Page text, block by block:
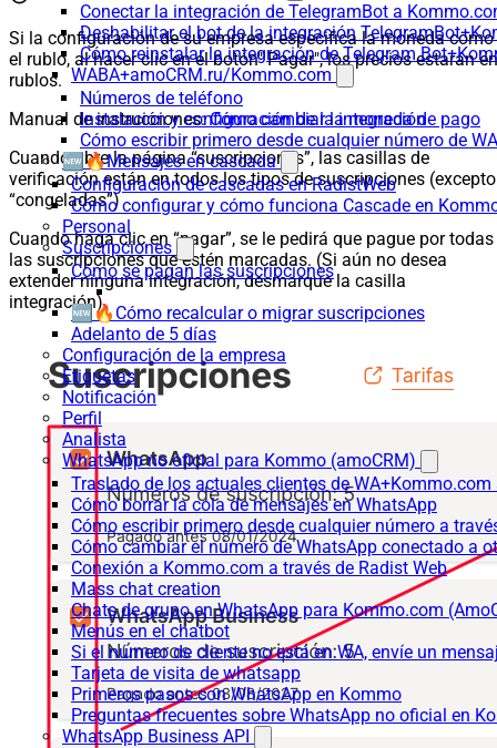
Conectar la integración de TelegramBot a
Deshabilitar el bot de la integración
Cómo reinstalar la integración de Telegram
WABA+amoCRM.ru/Kommo.com
Números de teléfono
Instalación y configuración de la integración
Cómo escribir primero desde cualquier número de
🆕🔥Mensajes en cascada
Configuración de cascadas en RadistWeb
Cómo configurar y cómo funciona Cascade en
Personal
Suscripciones
Cómo se pagan las suscripciones
🆕🔥Cómo recalcular o migrar suscripciones
Adelanto de 5 días
Configuración de la empresa
Etiquetas
Notificación
Perfil
Analista
WhatsApp no oficial para Kommo (amoCRM)
Traslado de los actuales clientes de
Cómo borrar la cola de mensajes en WhatsApp
Cómo escribir primero desde cualquier número a
Cómo cambiar el número de WhatsApp conectado a
Conexión a Kommo.com a través de Radist Web
Mass chat creation
Chats de grupo en WhatsApp para Kommo.com
Menús en el chatbot
Si el número de cliente no está en WA, envíe un
Tarjeta de visita de whatsapp
Primeros pasos con WhatsApp en Kommo
Preguntas frecuentes sobre WhatsApp no oficial en
WhatsApp Business API
Si la configuración de su empresa especifica la moneda como
el rublo, al hacer clic en el botón" Pagar", los precios estarán en
rublos.
Manual de instrucciones:Cómo cambiar la moneda de pago
Cuando abre la página “suscripciones”, las casillas de
verificación están en todos los tipos de suscripciones (excepto
“congeladas”)
Cuando haga clic en “pagar”, se le pedirá que pague por todas
las suscripciones que estén marcadas. (Si aún no desea
extender ninguna integración, desmarque la casilla
integración).